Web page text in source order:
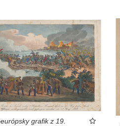
grafik z 19.